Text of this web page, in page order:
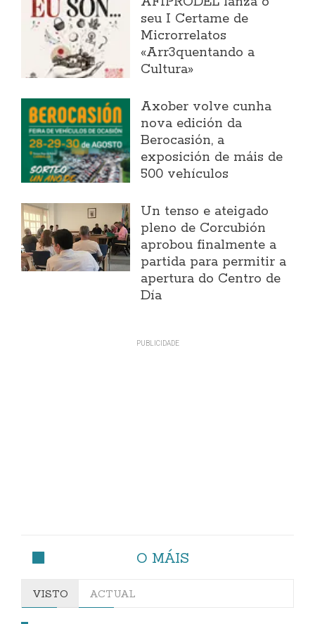
seu I Certame de
Microrrelatos
«Arr3quentando a
Cultura»
Axober volve cunha
nova edición da
Berocasión, a
exposición de máis de
500 vehículos
Un tenso e ateigado
pleno de Corcubión
aprobou finalmente a
partida para permitir a
apertura do Centro de
Día
O MÁIS
VISTO ACTUAL